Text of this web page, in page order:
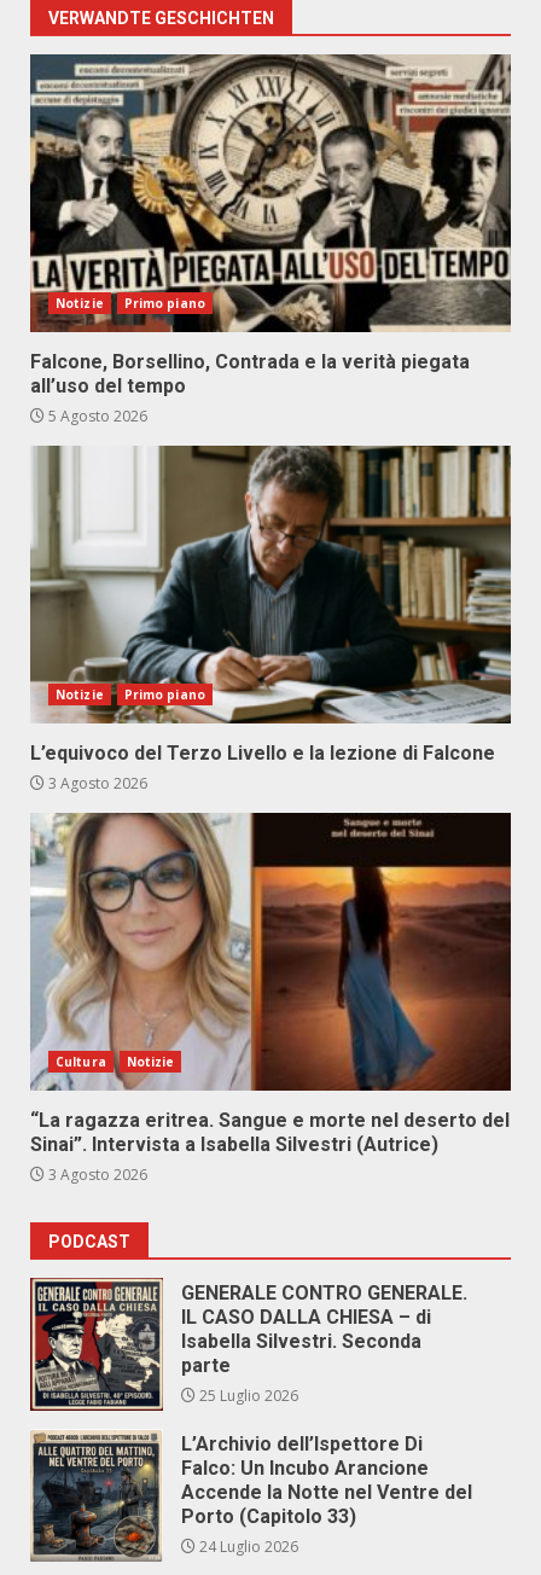
VERWANDTE GESCHICHTEN
Notizie Primo piano
Falcone, Borsellino, Contrada e la verità piegata
all’uso del tempo
5 Agosto 2026
Notizie Primo piano
L’equivoco del Terzo Livello e la lezione di Falcone
3 Agosto 2026
Cultura Notizie
“La ragazza eritrea. Sangue e morte nel deserto del
Sinai”. Intervista a Isabella Silvestri (Autrice)
3 Agosto 2026
PODCAST
GENERALE CONTRO GENERALE.
IL CASO DALLA CHIESA – di
Isabella Silvestri. Seconda
parte
25 Luglio 2026
L’Archivio dell’Ispettore Di
Falco: Un Incubo Arancione
Accende la Notte nel Ventre del
Porto (Capitolo 33)
24 Luglio 2026